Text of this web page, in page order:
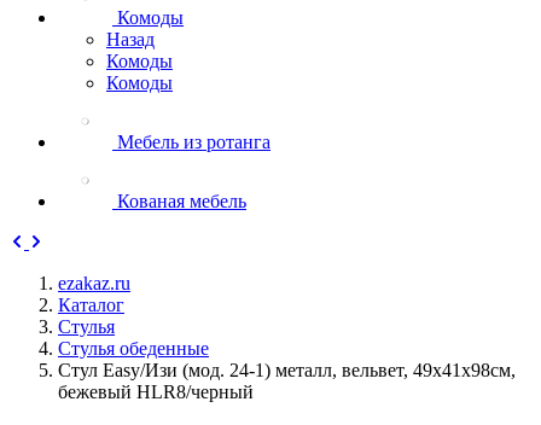
Комоды
Назад
Комоды
Комоды
Мебель из ротанга
Кованая мебель
ezakaz.ru
Каталог
Стулья
Стулья обеденные
Стул Easy/Изи (мод. 24-1) металл, вельвет, 49х41х98см,
бежевый HLR8/черный